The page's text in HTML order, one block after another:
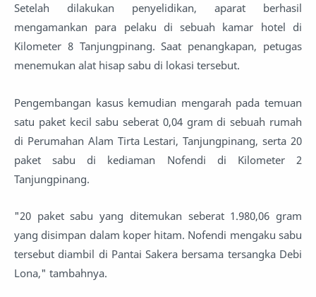
Setelah dilakukan penyelidikan, aparat berhasil
mengamankan para pelaku di sebuah kamar hotel di
Kilometer 8 Tanjungpinang. Saat penangkapan, petugas
menemukan alat hisap sabu di lokasi tersebut.
Pengembangan kasus kemudian mengarah pada temuan
satu paket kecil sabu seberat 0,04 gram di sebuah rumah
di Perumahan Alam Tirta Lestari, Tanjungpinang, serta 20
paket sabu di kediaman Nofendi di Kilometer 2
Tanjungpinang.
"20 paket sabu yang ditemukan seberat 1.980,06 gram
yang disimpan dalam koper hitam. Nofendi mengaku sabu
tersebut diambil di Pantai Sakera bersama tersangka Debi
Lona," tambahnya.